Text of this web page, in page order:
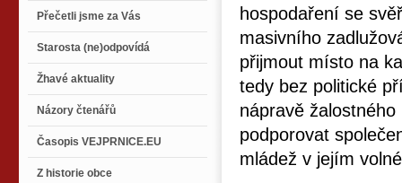
Přečetli jsme za Vás
Starosta (ne)odpovídá
Žhavé aktuality
Názory čtenářů
Časopis VEJPRNICE.EU
Z historie obce
hospodaření se
masivního
přijmout místo na
tedy bez politické
nápravě
podporovat
mládež v jejím